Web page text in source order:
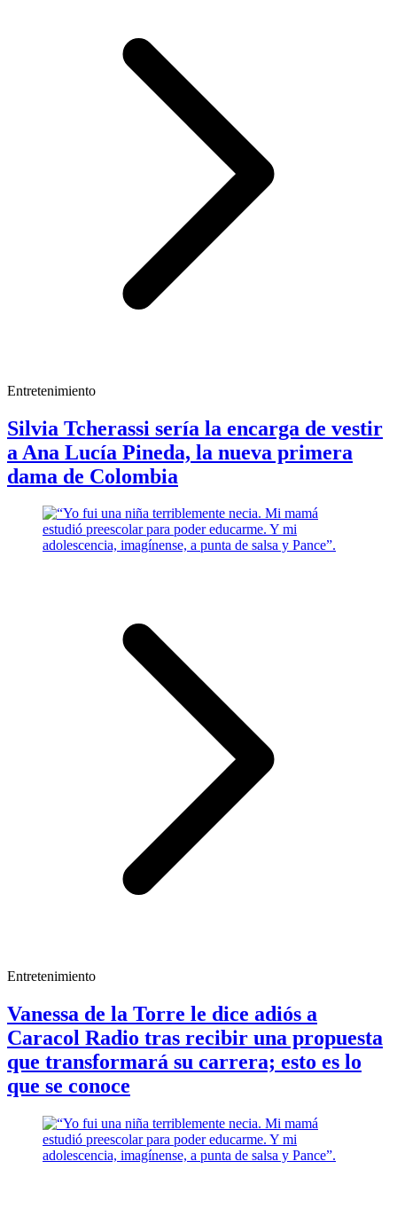
Entretenimiento
Silvia Tcherassi sería la encarga de vestir
a Ana Lucía Pineda, la nueva primera
dama de Colombia
Entretenimiento
Vanessa de la Torre le dice adiós a
Caracol Radio tras recibir una propuesta
que transformará su carrera; esto es lo
que se conoce